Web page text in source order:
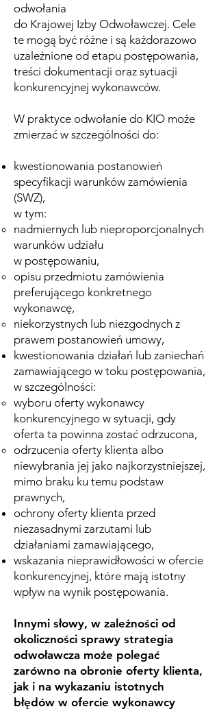
odwołania
do Krajowej Izby Odwoławczej. Cele
te mogą być różne i są każdorazowo
uzależnione od etapu postępowania,
treści dokumentacji oraz sytuacji
konkurencyjnej wykonawców.
W praktyce odwołanie do KIO może
zmierzać w szczególności do:
kwestionowania postanowień
specyfikacji warunków zamówienia
(SWZ),
w tym:
nadmiernych lub nieproporcjonalnych
warunków udziału
w postępowaniu,
opisu przedmiotu zamówienia
preferującego konkretnego
wykonawcę,
niekorzystnych lub niezgodnych z
prawem postanowień umowy,
kwestionowania działań lub zaniechań
zamawiającego w toku postępowania,
w szczególności:
wyboru oferty wykonawcy
konkurencyjnego w sytuacji, gdy
oferta ta powinna zostać odrzucona,
odrzucenia oferty klienta albo
niewybrania jej jako najkorzystniejszej,
mimo braku ku temu podstaw
prawnych,
ochrony oferty klienta przed
niezasadnymi zarzutami lub
działaniami zamawiającego,
wskazania nieprawidłowości w ofercie
konkurencyjnej, które mają istotny
wpływ na wynik postępowania.
Innymi słowy, w zależności od
okoliczności sprawy strategia
odwoławcza może polegać
zarówno na obronie oferty klienta,
jak i na wykazaniu istotnych
błędów w ofercie wykonawcy